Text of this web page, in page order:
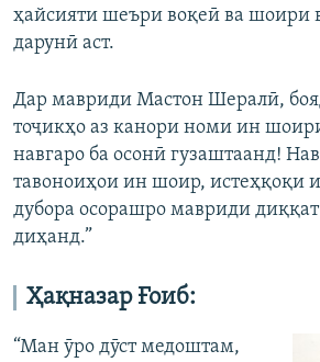
ҳайсияти шеъри воқеӣ ва шоири
дарунӣ аст.
Дар мавриди Мастон Шералӣ,
тоҷикҳо аз канори номи ин
навгаро ба осонӣ гузаштаанд!
тавоноиҳои ин шоир, истеҳқоқи
дубора осорашро мавриди
диҳанд.”
Ҳақназар Ғоиб:
“Ман ӯро дӯст медоштам,